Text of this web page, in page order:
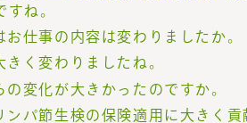
すね。
仕事の内容は変わりましたか。
く変わりましたね。
変化が大きかったのですか。
ンパ節生検の保険適用に大きく貢